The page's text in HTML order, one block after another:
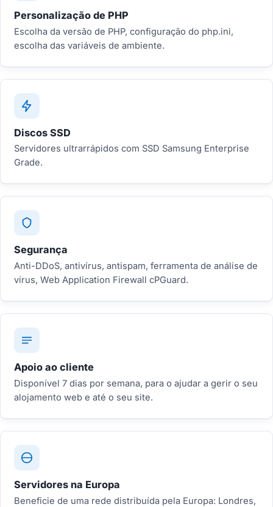
Personalização de PHP
Escolha da versão de PHP, configuração do php.ini,
escolha das variáveis de ambiente.
Discos SSD
Servidores ultrarrápidos com SSD Samsung Enterprise
Grade.
Segurança
Anti-DDoS, antivírus, antispam, ferramenta de análise de
vírus, Web Application Firewall cPGuard.
Apoio ao cliente
Disponível 7 dias por semana, para o ajudar a gerir o seu
alojamento web e até o seu site.
Servidores na Europa
Beneficie de uma rede distribuída pela Europa: Londres,